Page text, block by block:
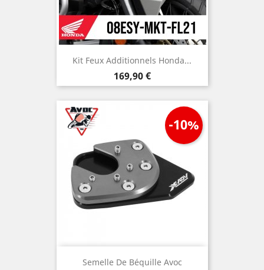
Kit Feux Additionnels Honda...
Prix
169,90 €
Semelle De Béquille Avoc
-10%